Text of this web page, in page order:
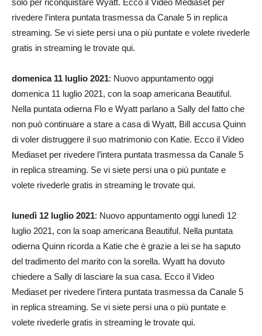
solo per riconquistare Wyatt. Ecco il Video Mediaset per
rivedere l’intera puntata trasmessa da Canale 5 in replica
streaming. Se vi siete persi una o più puntate e volete rivederle
gratis in streaming le trovate qui.
domenica 11 luglio 2021: Nuovo appuntamento oggi
domenica 11 luglio 2021, con la soap americana Beautiful.
Nella puntata odierna Flo e Wyatt parlano a Sally del fatto che
non può continuare a stare a casa di Wyatt, Bill accusa Quinn
di voler distruggere il suo matrimonio con Katie. Ecco il Video
Mediaset per rivedere l’intera puntata trasmessa da Canale 5
in replica streaming. Se vi siete persi una o più puntate e
volete rivederle gratis in streaming le trovate qui.
lunedì 12 luglio 2021: Nuovo appuntamento oggi lunedì 12
luglio 2021, con la soap americana Beautiful. Nella puntata
odierna Quinn ricorda a Katie che è grazie a lei se ha saputo
del tradimento del marito con la sorella. Wyatt ha dovuto
chiedere a Sally di lasciare la sua casa. Ecco il Video
Mediaset per rivedere l’intera puntata trasmessa da Canale 5
in replica streaming. Se vi siete persi una o più puntate e
volete rivederle gratis in streaming le trovate qui.